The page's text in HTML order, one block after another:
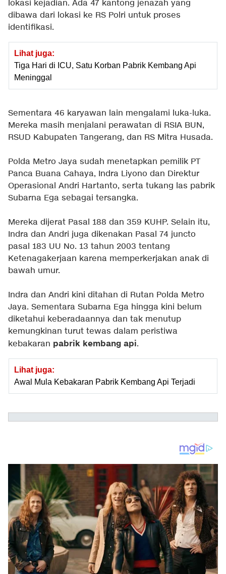
lokasi kejadian. Ada 47 kantong jenazah yang
dibawa dari lokasi ke RS Polri untuk proses
identifikasi.
Lihat juga:
Tiga Hari di ICU, Satu Korban Pabrik Kembang Api
Meninggal
Sementara 46 karyawan lain mengalami luka-luka.
Mereka masih menjalani perawatan di RSIA BUN,
RSUD Kabupaten Tangerang, dan RS Mitra Husada.
Polda Metro Jaya sudah menetapkan pemilik PT
Panca Buana Cahaya, Indra Liyono dan Direktur
Operasional Andri Hartanto, serta tukang las pabrik
Subarna Ega sebagai tersangka.
Mereka dijerat Pasal 188 dan 359 KUHP. Selain itu,
Indra dan Andri juga dikenakan Pasal 74 juncto
pasal 183 UU No. 13 tahun 2003 tentang
Ketenagakerjaan karena memperkerjakan anak di
bawah umur.
Indra dan Andri kini ditahan di Rutan Polda Metro
Jaya. Sementara Subarna Ega hingga kini belum
diketahui keberadaannya dan tak menutup
kemungkinan turut tewas dalam peristiwa
kebakaran pabrik kembang api.
Lihat juga:
Awal Mula Kebakaran Pabrik Kembang Api Terjadi